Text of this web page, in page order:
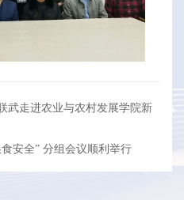
武走进农业与农村发展学院新
安全” 分组会议顺利举行